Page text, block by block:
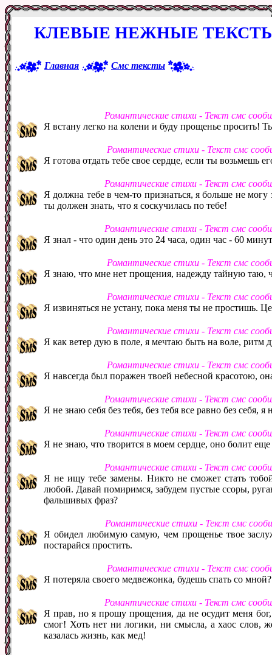
КЛЕВЫЕ НЕЖНЫЕ
Главная Смс тексты
Романтические стихи - Текст смс
Я встану легко на колени и буду прощенье просить!
Романтические стихи - Текст смс
Я готова отдать тебе свое сердце, если ты возьмешь
Романтические стихи - Текст смс
Я должна тебе в чем-то признаться, я больше не могу
ты должен знать, что я соскучилась по тебе!
Романтические стихи - Текст смс
Я знал - что один день это 24 часа, один час - 60
Романтические стихи - Текст смс
Я знаю, что мне нет прощения, надежду тайную
Романтические стихи - Текст смс
Я извиняться не устану, пока меня ты не простишь.
Романтические стихи - Текст смс
Я как ветер дую в поле, я мечтаю быть на воле, ритм
Романтические стихи - Текст смс
Я навсегда был поражен твоей небесной красотою,
Романтические стихи - Текст смс
Я не знаю себя без тебя, без тебя все равно без себя,
Романтические стихи - Текст смс
Я не знаю, что творится в моем сердце, оно болит
Романтические стихи - Текст смс
Я не ищу тебе замены. Никто не сможет стать
любой. Давай помиримся, забудем пустые ссоры,
фальшивых фраз?
Романтические стихи - Текст смс
Я обидел любимую самую, чем прощенье твое
постарайся простить.
Романтические стихи - Текст смс
Я потеряла своего медвежонка, будешь спать со
Романтические стихи - Текст смс
Я прав, но я прошу прощения, да не осудит меня
смог! Хоть нет ни логики, ни смысла, а хаос слов,
казалась жизнь, как мед!